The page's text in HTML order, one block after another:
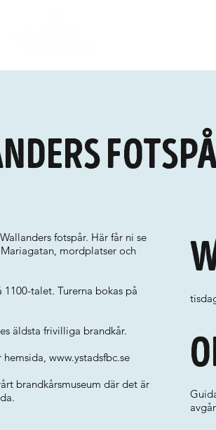
fotspår. Här får ni se
mordplatser och
talet. Turerna bokas på
äldsta frivilliga brandkår.
hemsida, www.ystadsfbc.se
brandkårsmuseum där det är